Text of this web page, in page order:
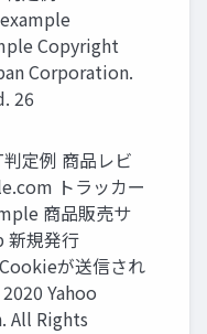
Copyright
Corporation.
26
定例 商品レビ
トラッカー
商品販売サ
新規発⾏
が送信され
Yahoo
All Rights